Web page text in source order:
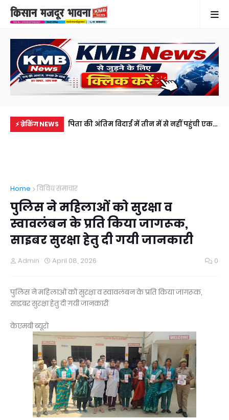
⚡ ब्रेकिंग NEWS
की चपेट में आने
पिता की अंतिम विदाई में तीन में से नहीं पहुंची एक
Home विविध समाचार
पुलिस ने महिलाओं को सुरक्षा व
स्वावलंबन के प्रति किया जागरूक,
साइबर सुरक्षा हेतु दी गयी जानकारी
Admin April 08, 2026 0
पुलिस ने महिलाओं को सुरक्षा व स्वावलंबन के प्रति किया जागरूक,
साइबर सुरक्षा हेतु दी गयी जानकारी
केएमबी ब्यूरो